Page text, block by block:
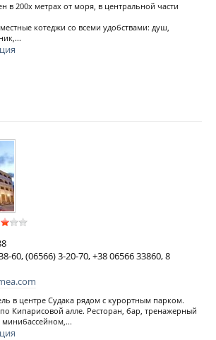
в 200х метрах от моря, в центральной части
котеджи со всеми удобствами: душ,
60, (06566) 3-20-70, +38 06566 33860, 8
в центре Судака рядом с курортным парком.
Кипарисовой алле. Ресторан, бар, тренажерный
минибассейном,...